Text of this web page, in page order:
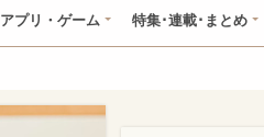
アプリ・ゲーム 特集･連載･まとめ